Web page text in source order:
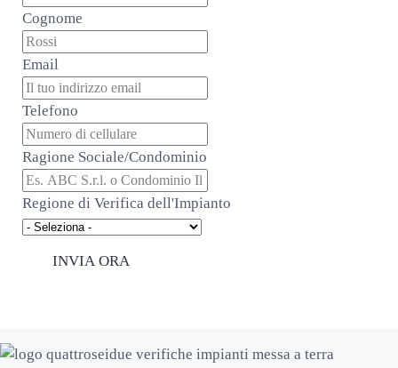
Cognome
Email
Telefono
Ragione Sociale/Condominio
Regione di Verifica dell'Impianto
INVIA ORA